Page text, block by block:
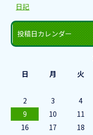
日記
投稿日カレンダー
日
月 火
2
3 4
9
10 11
16
17 18